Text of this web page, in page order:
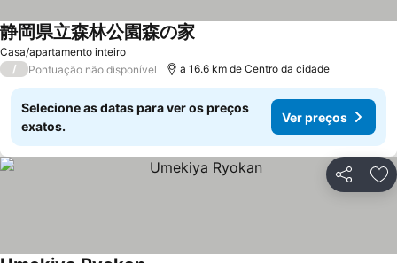
Casa/apartamento inteiro
静岡県立森林公園森の家Ver preços
/ Pontuação não disponível a 16.6 km de Centro da cidade
Selecione as datas para ver os preços
exatos.
Ver preços
Partilhar